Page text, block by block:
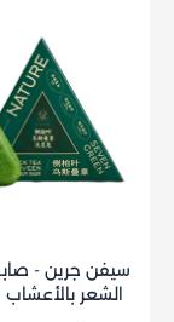
سيفن جرين -
الشعر بالأعشاب